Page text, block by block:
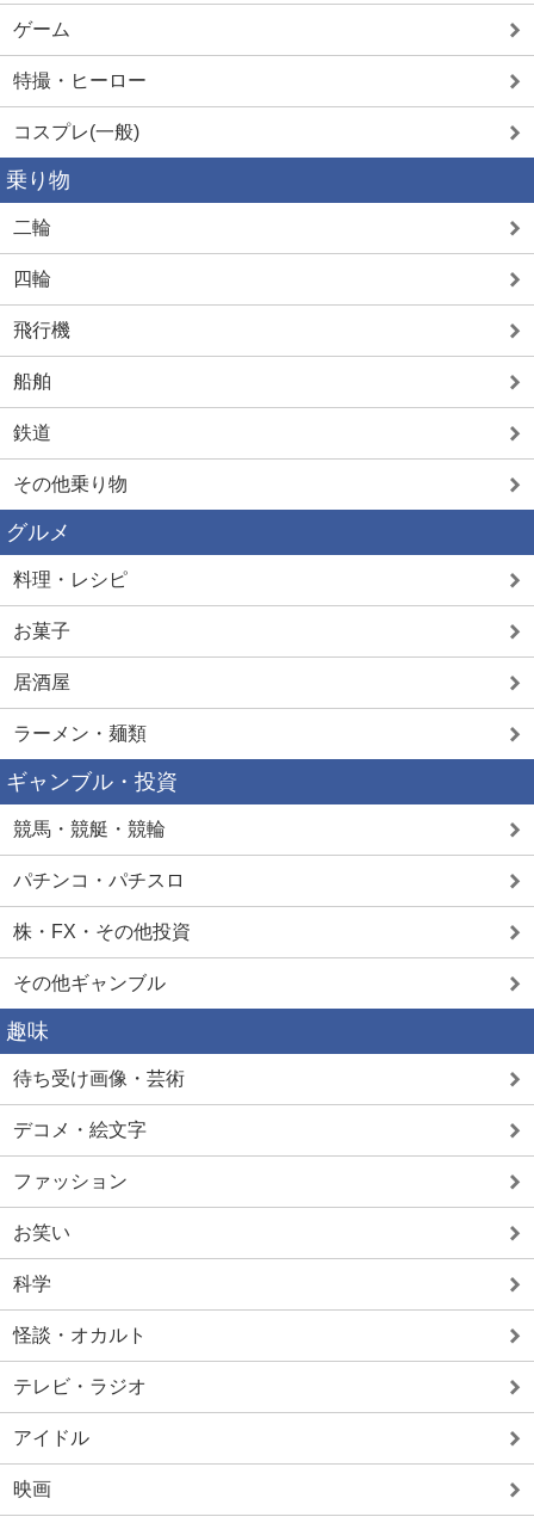
ゲーム
特撮・ヒーロー
コスプレ(一般)
乗り物
二輪
四輪
飛行機
船舶
鉄道
その他乗り物
グルメ
料理・レシピ
お菓子
居酒屋
ラーメン・麺類
ギャンブル・投資
競馬・競艇・競輪
パチンコ・パチスロ
株・FX・その他投資
その他ギャンブル
趣味
待ち受け画像・芸術
デコメ・絵文字
ファッション
お笑い
科学
怪談・オカルト
テレビ・ラジオ
アイドル
映画